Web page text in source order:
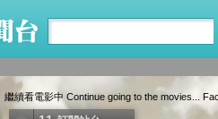
繼續看電影中 Continue going to the movies...